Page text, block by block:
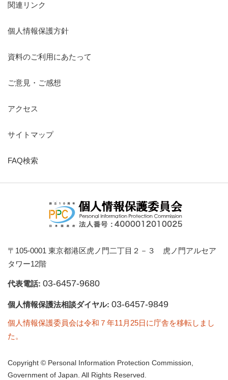
関連リンク
個人情報保護方針
資料のご利用にあたって
ご意見・ご感想
アクセス
サイトマップ
FAQ検索
〒105-0001 東京都港区虎ノ門二丁目２－３ 虎ノ門アルセア
タワー12階
代表電話: 03-6457-9680
個人情報保護法相談ダイヤル: 03-6457-9849
個人情報保護委員会は令和７年11月25日に庁舎を移転しまし
た。
Copyright © Personal Information Protection Commission,
Government of Japan. All Rights Reserved.